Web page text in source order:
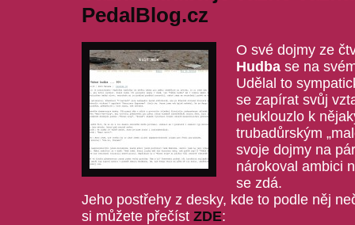
PedalBlog.cz
O své dojmy ze
Hudbase na
Udělal to
se zapírat svůj
neuklouzlo k
trubadůrským
svoje dojmy na
nárokoval ambici
se zdá.
Jeho postřehy z desky, kde to podle něj
si můžete přečíst ZDE: